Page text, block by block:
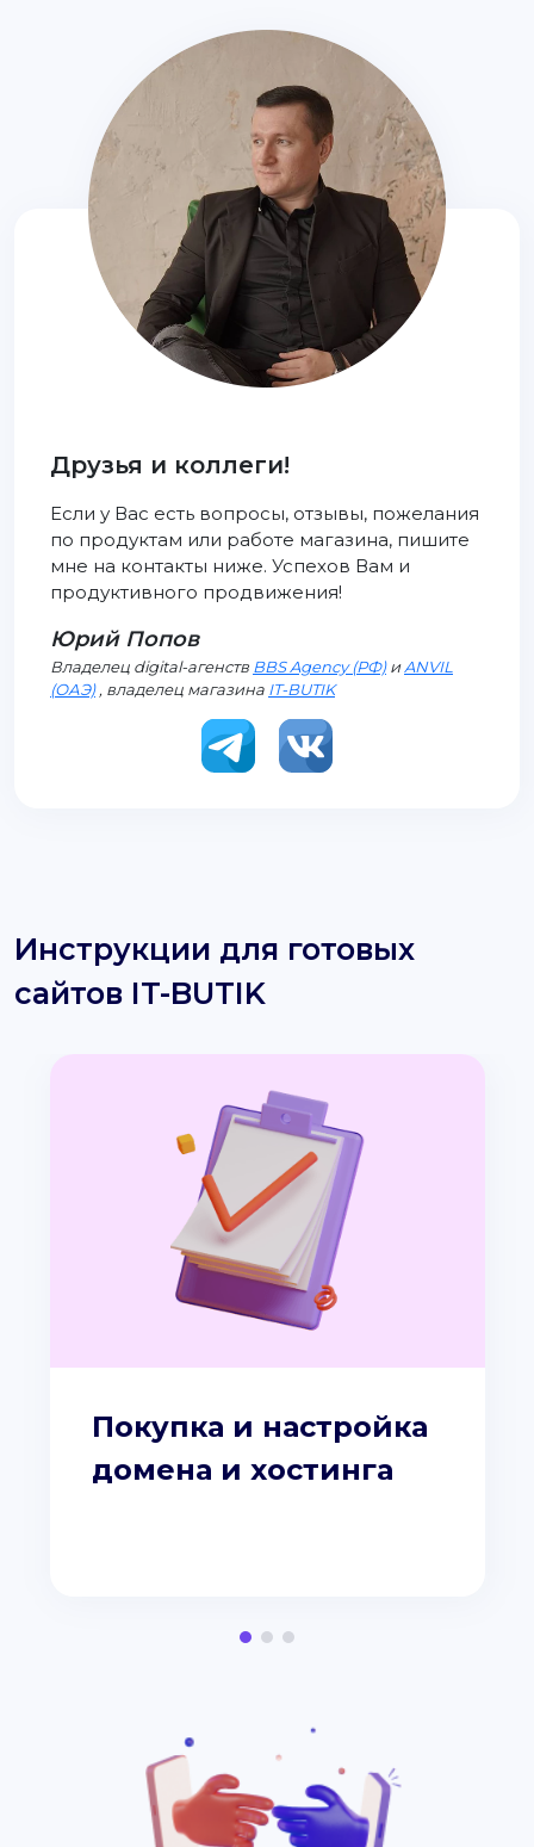
Друзья и коллеги!
Если у Вас есть вопросы, отзывы, пожелания
по продуктам или работе магазина, пишите
мне на контакты ниже. Успехов Вам и
продуктивного продвижения!
Юрий Попов
Владелец digital-агенств BBS Agency (РФ)иANVIL
(ОАЭ), владелец магазина IT-BUTIK
Инструкции для готовых
сайтов IT-BUTIK
Покупка и настройка
домена и хостинга